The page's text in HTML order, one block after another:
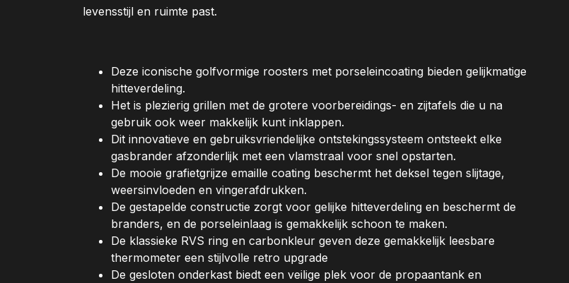
levensstijl en ruimte past.
Deze iconische golfvormige roosters met porseleincoating bieden gelijkmatige
hitteverdeling.
Het is plezierig grillen met de grotere voorbereidings- en zijtafels die u na
gebruik ook weer makkelijk kunt inklappen.
Dit innovatieve en gebruiksvriendelijke ontstekingssysteem ontsteekt elke
gasbrander afzonderlijk met een vlamstraal voor snel opstarten.
De mooie grafietgrijze emaille coating beschermt het deksel tegen slijtage,
weersinvloeden en vingerafdrukken.
De gestapelde constructie zorgt voor gelijke hitteverdeling en beschermt de
branders, en de porseleinlaag is gemakkelijk schoon te maken.
De klassieke RVS ring en carbonkleur geven deze gemakkelijk leesbare
thermometer een stijlvolle retro upgrade
De gesloten onderkast biedt een veilige plek voor de propaantank en